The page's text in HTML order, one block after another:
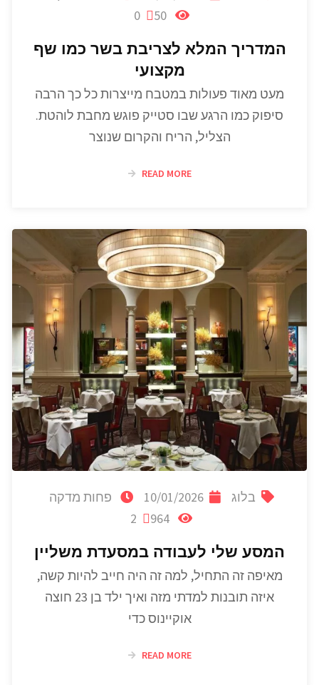
50
0
המדריך המלא לצריבת בשר כמו שף
מקצועי
מעט מאוד פעולות במטבח מייצרות כל כך הרבה
סיפוק כמו הרגע שבו סטייק פוגש מחבת לוהטת.
הצליל, הריח והקרום שנוצר
READ MORE
בלוג 10/01/2026
פחות מדקה
2
המסע שלי לעבודה במסעדת משליין
מאיפה זה התחיל, למה זה היה חייב להיות קשה,
איזה תובנות למדתי מזה ואיך ילד בן 23 חוצה
אוקיינוס כדי
READ MORE